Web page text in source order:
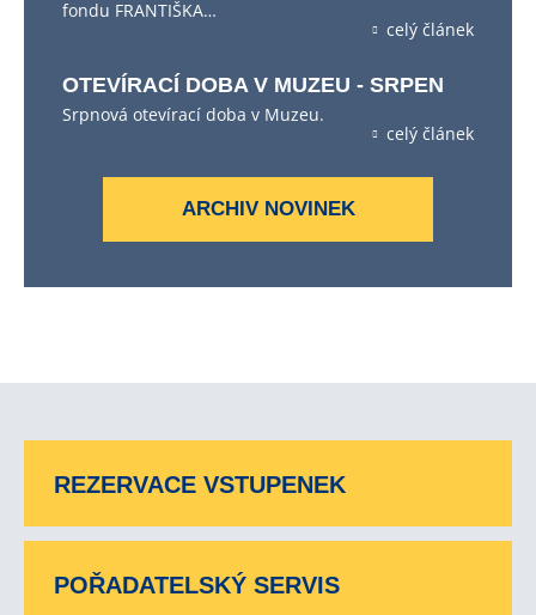
fondu FRANTIŠKA…
celý článek
OTEVÍRACÍ DOBA V MUZEU - SRPEN
Srpnová otevírací doba v Muzeu.
celý článek
ARCHIV NOVINEK
REZERVACE VSTUPENEK
POŘADATELSKÝ SERVIS